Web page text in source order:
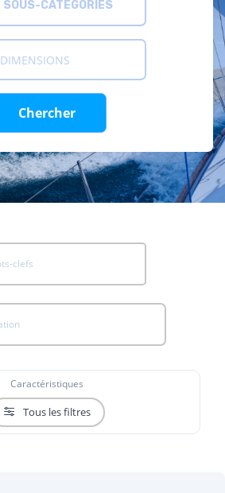
SOUS-CATÉGORIES
DIMENSIONS
Chercher
Caractéristiques
Tous les filtres